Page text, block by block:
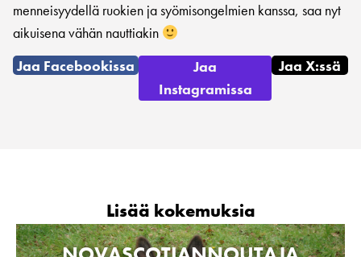
menneisyydellä ruokien ja syömisongelmien kanssa, saa nyt
aikuisena vähän nauttiakin
Jaa Facebookissa
Jaa
Instagramissa
Jaa X:ssä
Lisää kokemuksia